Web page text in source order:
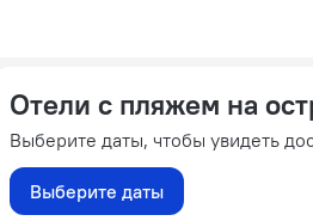
Отели с пляжем на
Выберите даты, чтобы увидеть
Выберите даты